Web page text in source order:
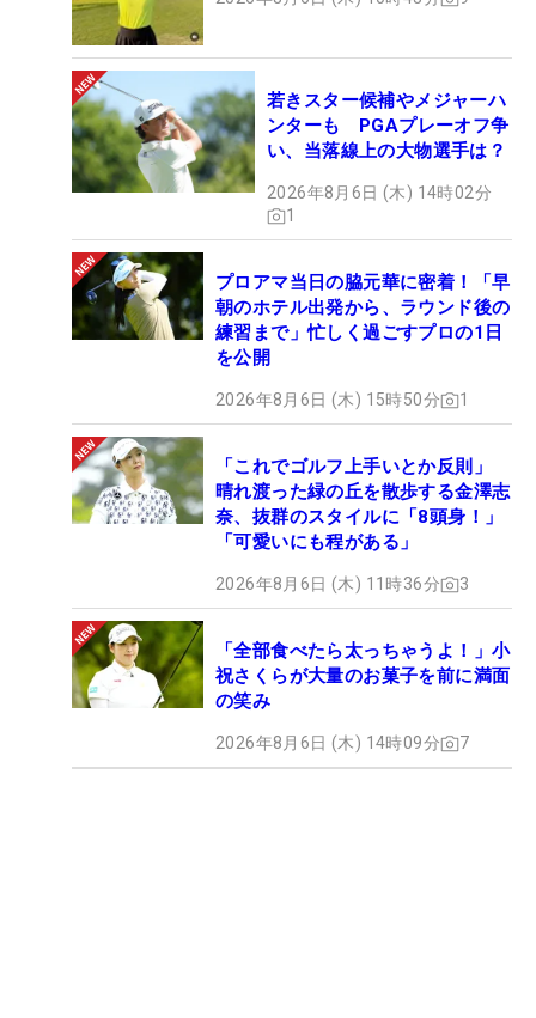
若きスター候補やメジャーハ
ンターも PGAプレーオフ争
い、当落線上の大物選手は？
2026年8月6日 (木) 14時02分
1
プロアマ当日の脇元華に密着！「早
朝のホテル出発から、ラウンド後の
練習まで」忙しく過ごすプロの1日
を公開
2026年8月6日 (木) 15時50分 1
「これでゴルフ上手いとか反則」
晴れ渡った緑の丘を散歩する金澤志
奈、抜群のスタイルに「8頭身！」
「可愛いにも程がある」
2026年8月6日 (木) 11時36分 3
「全部食べたら太っちゃうよ！」小
祝さくらが大量のお菓子を前に満面
の笑み
2026年8月6日 (木) 14時09分 7